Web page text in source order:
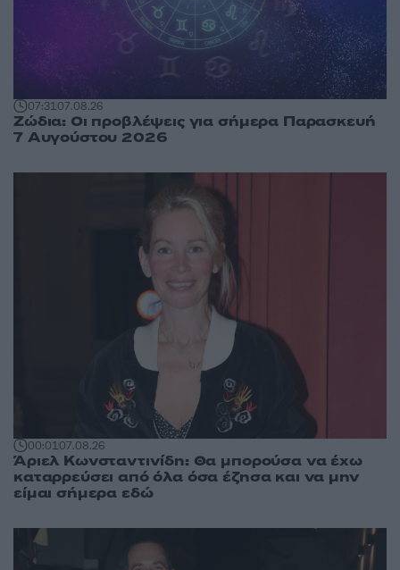
07:3107.08.26
Ζώδια: Οι προβλέψεις για σήμερα Παρασκευή
7 Αυγούστου 2026
00:0107.08.26
Άριελ Κωνσταντινίδη: Θα μπορούσα να έχω
καταρρεύσει από όλα όσα έζησα και να μην
είμαι σήμερα εδώ